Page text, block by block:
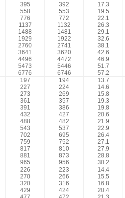
395
558
776
1137
1488
1929
2760
3641
4496
5473
6776
392
553
772
1132
1481
1922
2741
3620
4472
5446
6746
17.3
19.5
22.1
26.3
29.1
32.6
38.1
42.6
46.9
51.7
57.2
197
227
273
361
391
432
488
543
702
759
817
881
965
194
224
269
357
386
427
482
537
695
752
810
873
956
13.7
14.6
15.8
19.3
19.8
20.6
21.9
22.9
26.4
27.1
27.9
28.8
30.2
226
270
320
429
223
266
316
424
14.4
15.5
16.8
20.4